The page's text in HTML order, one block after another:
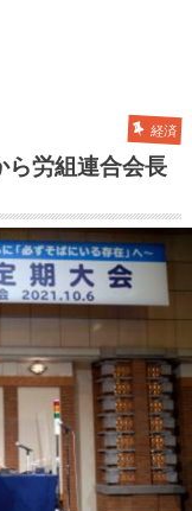
経済
ら労組連合会長